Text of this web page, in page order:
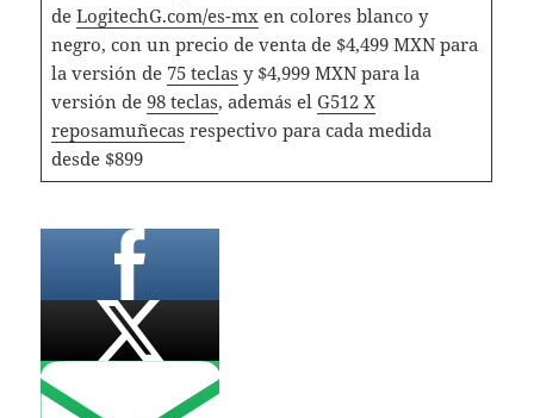
de LogitechG.com/es-mxen colores blanco y
negro, con un precio de venta de $4,499 MXN para
la versión de 75 teclas y $4,999 MXN para la
versión de 98 teclas, además el G512 X
reposamuñecas respectivo para cada medida
desde $899